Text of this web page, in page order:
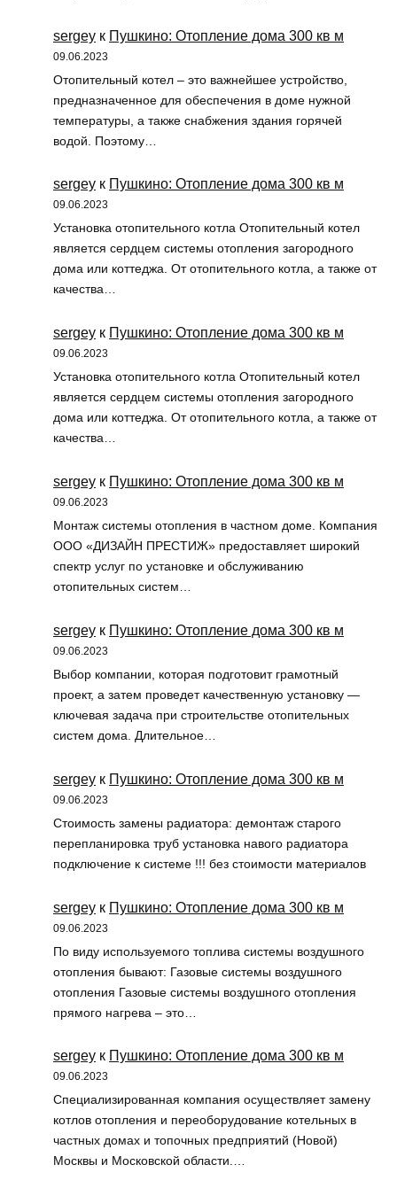
sergey к Пушкино: Отопление дома 300 кв м
09.06.2023
Отопительный котел – это важнейшее устройство,
предназначенное для обеспечения в доме нужной
температуры, а также снабжения здания горячей
водой. Поэтому…
sergey к Пушкино: Отопление дома 300 кв м
09.06.2023
Установка отопительного котла Отопительный котел
является сердцем системы отопления загородного
дома или коттеджа. От отопительного котла, а также от
качества…
sergey к Пушкино: Отопление дома 300 кв м
09.06.2023
Установка отопительного котла Отопительный котел
является сердцем системы отопления загородного
дома или коттеджа. От отопительного котла, а также от
качества…
sergey к Пушкино: Отопление дома 300 кв м
09.06.2023
Монтаж системы отопления в частном доме. Компания
ООО «ДИЗАЙН ПРЕСТИЖ» предоставляет широкий
спектр услуг по установке и обслуживанию
отопительных систем…
sergey к Пушкино: Отопление дома 300 кв м
09.06.2023
Выбор компании, которая подготовит грамотный
проект, а затем проведет качественную установку —
ключевая задача при строительстве отопительных
систем дома. Длительное…
sergey к Пушкино: Отопление дома 300 кв м
09.06.2023
Стоимость замены радиатора: демонтаж старого
перепланировка труб установка навого радиатора
подключение к системе !!! без стоимости материалов
sergey к Пушкино: Отопление дома 300 кв м
09.06.2023
По виду используемого топлива системы воздушного
отопления бывают: Газовые системы воздушного
отопления Газовые системы воздушного отопления
прямого нагрева – это…
sergey к Пушкино: Отопление дома 300 кв м
09.06.2023
Специализированная компания осуществляет замену
котлов отопления и переоборудование котельных в
частных домах и топочных предприятий (Новой)
Москвы и Московской области.…